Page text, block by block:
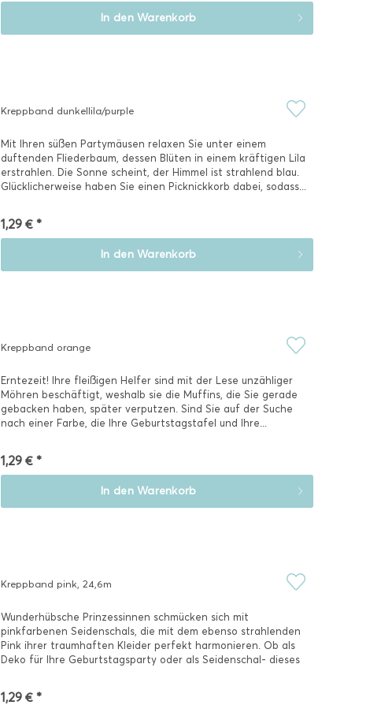
In den Warenkorb
Kreppband dunkellila/purple
Mit Ihren süßen Partymäusen relaxen Sie unter einem
duftenden Fliederbaum, dessen Blüten in einem kräftigen Lila
erstrahlen. Die Sonne scheint, der Himmel ist strahlend blau.
Glücklicherweise haben Sie einen Picknickkorb dabei, sodass...
1,29 € *
In den Warenkorb
Kreppband orange
Erntezeit! Ihre fleißigen Helfer sind mit der Lese unzähliger
Möhren beschäftigt, weshalb sie die Muffins, die Sie gerade
gebacken haben, später verputzen. Sind Sie auf der Suche
nach einer Farbe, die Ihre Geburtstagstafel und Ihre...
1,29 € *
In den Warenkorb
Kreppband pink, 24,6m
Wunderhübsche Prinzessinnen schmücken sich mit
pinkfarbenen Seidenschals, die mit dem ebenso strahlenden
Pink ihrer traumhaften Kleider perfekt harmonieren. Ob als
Deko für Ihre Geburtstagsparty oder als Seidenschal- dieses
1,29 € *